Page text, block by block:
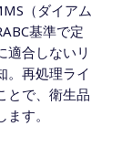
（ダイアム
基準で定
適合しないリ
。再処理ライ
とで、衛生品
す。